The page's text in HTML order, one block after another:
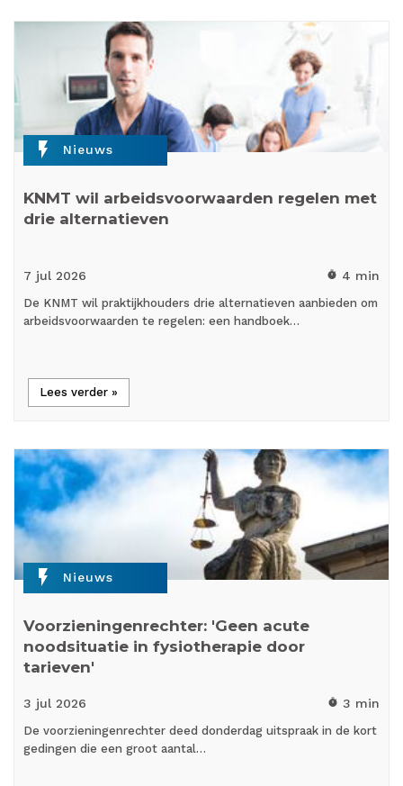
flash_on Nieuws
KNMT wil arbeidsvoorwaarden regelen met
drie alternatieven
7 jul 2026 timer 4 min
De KNMT wil praktijkhouders drie alternatieven aanbieden om
arbeidsvoorwaarden te regelen: een handboek…
Lees verder »
flash_on Nieuws
Voorzieningenrechter: 'Geen acute
noodsituatie in fysiotherapie door
tarieven'
3 jul 2026 timer 3 min
De voorzieningenrechter deed donderdag uitspraak in de kort
gedingen die een groot aantal…